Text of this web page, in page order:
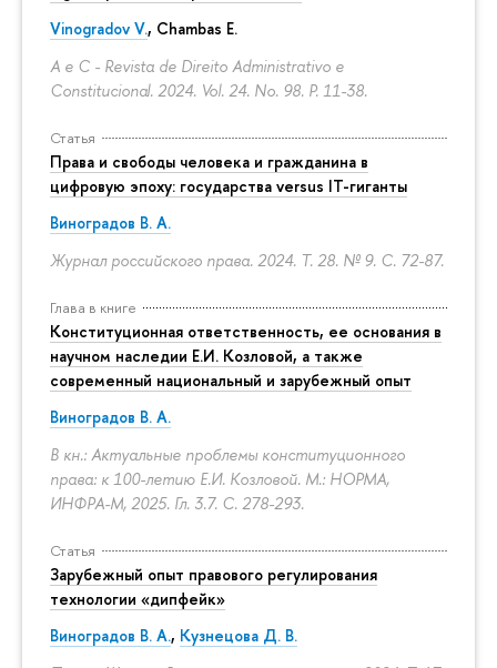
Vinogradov V., Chambas E.
A e C - Revista de Direito Administrativo e
Constitucional. 2024. Vol. 24. No. 98. P. 11-38.
Статья
Права и свободы человека и гражданина в
цифровую эпоху: государства versus IT-гиганты
Виноградов В. А.
Журнал российского права. 2024. Т. 28. № 9. С. 72-87.
Глава в книге
Конституционная ответственность, ее основания в
научном наследии Е.И. Козловой, а также
современный национальный и зарубежный опыт
Виноградов В. А.
В кн.: Актуальные проблемы конституционного
права: к 100-летию Е.И. Козловой. М.: НОРМА,
ИНФРА-М, 2025. Гл. 3.7. С. 278-293.
Статья
Зарубежный опыт правового регулирования
технологии «дипфейк»
Виноградов В. А., Кузнецова Д. В.